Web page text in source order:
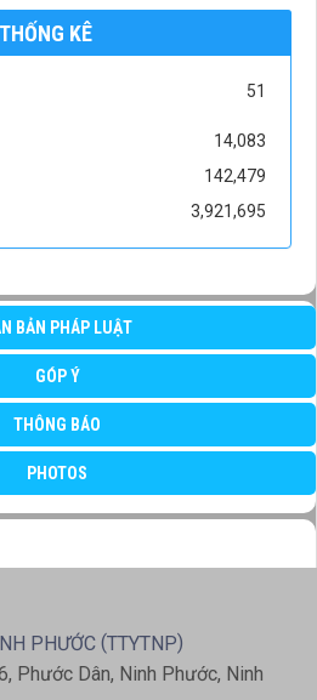
THỐNG KÊ
51
14,083
142,479
3,921,695
BẢN PHÁP LUẬT
GÓP Ý
THÔNG BÁO
PHOTOS
PHƯỚC (TTYTNP)
Phước Dân, Ninh Phước, Ninh